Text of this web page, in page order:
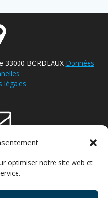
optimiser notre site web et
33000 BORDEAUX Données
légales
bordeaux.com